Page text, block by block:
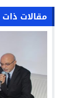
مقالات